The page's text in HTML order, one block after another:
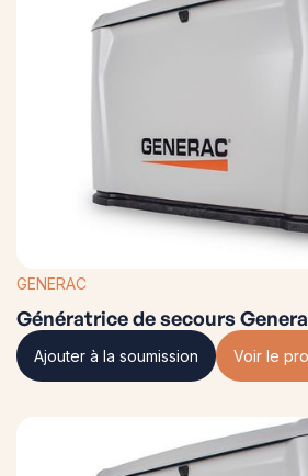
GENERAC
Génératrice de secours
Ajouter à la soumission Voir le